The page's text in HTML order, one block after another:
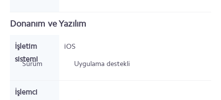
Donanım ve Yazılım
İşletim
sistemi
iOS
Sürüm Uygulama destekli
İşlemci